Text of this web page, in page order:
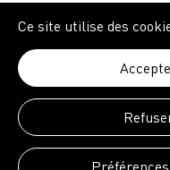
Ce site utilise des